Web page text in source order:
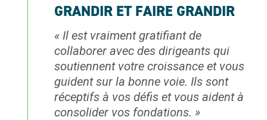
GRANDIR ET FAIRE GRANDIR
« Il est vraiment gratifiantde
collaborer avec des dirigeants qui
soutiennent votre croissance et vous
guident sur la bonne voie. Ils sont
réceptifs à vos défis et vous aident à
consolider vos fondations. »